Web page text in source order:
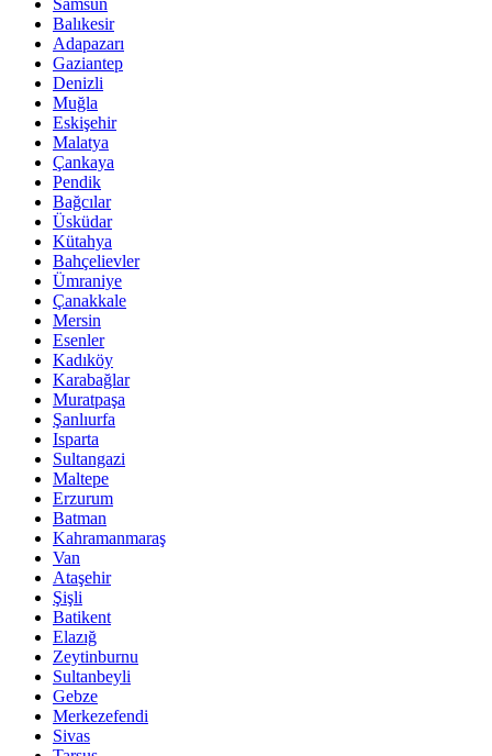
Balıkesir
Adapazarı
Gaziantep
Denizli
Muğla
Eskişehir
Malatya
Çankaya
Pendik
Bağcılar
Üsküdar
Kütahya
Bahçelievler
Ümraniye
Çanakkale
Mersin
Esenler
Kadıköy
Karabağlar
Muratpaşa
Şanlıurfa
Isparta
Sultangazi
Maltepe
Erzurum
Batman
Kahramanmaraş
Van
Ataşehir
Şişli
Batikent
Elazığ
Zeytinburnu
Sultanbeyli
Gebze
Merkezefendi
Sivas